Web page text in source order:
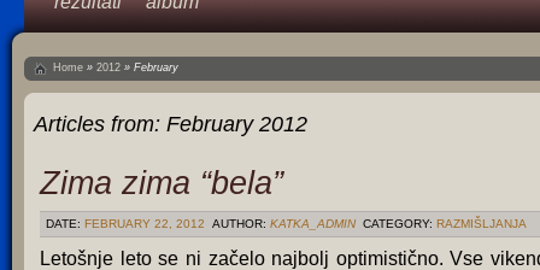
Home » 2012 » February
Articles from: February 2012
Zima zima “bela”
DATE: FEBRUARY 22, 2012 AUTHOR: KATKA_ADMIN CATEGORY: RAZMIŠLJANJA
Letošnje leto se ni začelo najbolj optimistično. Vse